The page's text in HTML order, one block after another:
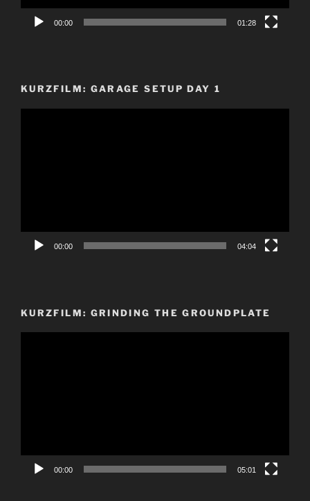
00:00 01:28
KURZFILM: GARAGE SETUP DAY 1
00:00 04:04
KURZFILM: GRINDING THE GROUNDPLATE
00:00 05:01